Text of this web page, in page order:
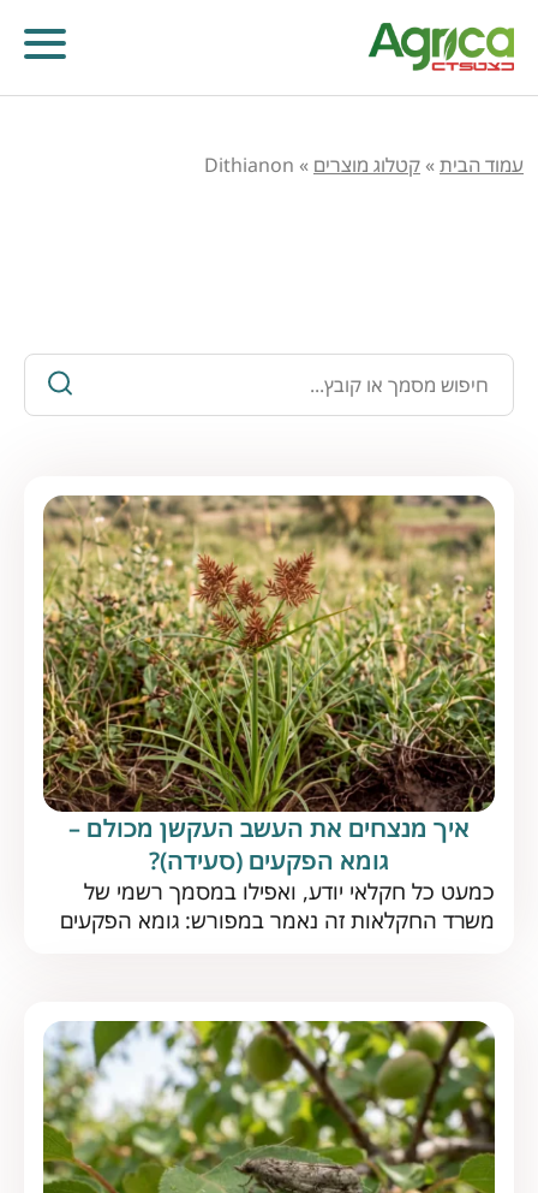
דישון עלוותי וביוסטימולנטים
זרעים
שונות
עמוד הבית»קטלוג מוצרים »
Dithianon
איך מנצחים את העשב העקשן מכולם –
גומא הפקעים (סעידה)?
כמעט כל חקלאי יודע, ואפילו במסמך רשמי של
משרד החקלאות זה נאמר במפורש: גומא הפקעים
– עשב שוטה רב-שנתי, מהנפוצים ביותר בארץ
ובעולם, שנחשב לאחד המזיקים הקשים. לפני שנבין
כיצד […]